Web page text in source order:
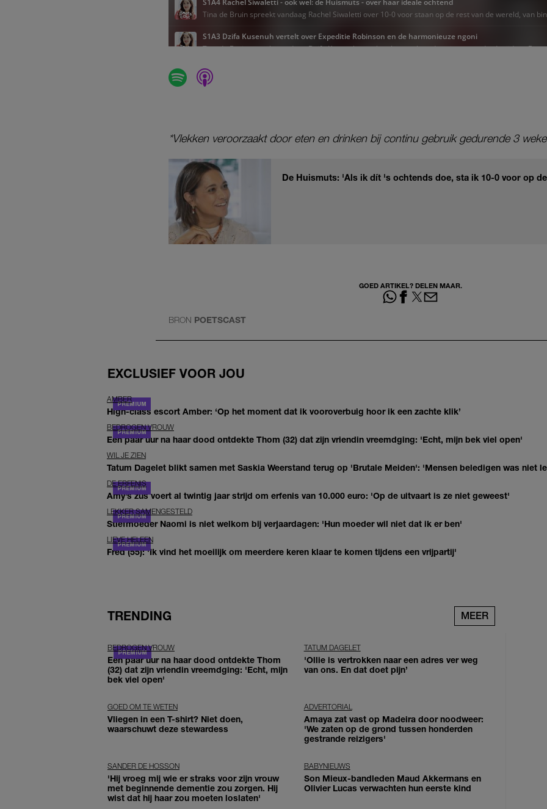
*Vlekken veroorzaakt door eten en drinken bij continu gebruik gedurende 3
De Huismuts: 'Als ik dít 's ochtends doe, sta ik 10-0 voor op
GOED ARTIKEL? DELEN MAAR.
BRON POETSCAST
EXCLUSIEF VOOR JOU
AMBER
High-class escort Amber: ‘Op het moment dat ik vooroverbuig hoor ik een zachte klik’
BEDROGEN VROUW
Een paar uur na haar dood ontdekte Thom (32) dat zijn vriendin vreemdging: 'Echt, mijn bek viel open'
WIL JE ZIEN
Tatum Dagelet blikt samen met Saskia Weerstand terug op 'Brutale Meiden': 'Mensen beledigen was niet
DE ERFENIS
Amy’s zus voert al twintig jaar strijd om erfenis van 10.000 euro: 'Op de uitvaart is ze niet geweest'
LEKKER SAMENGESTELD
Stiefmoeder Naomi is niet welkom bij verjaardagen: 'Hun moeder wil niet dat ik er ben'
LIEVE HELEEN
Fred (55): 'Ik vind het moeilijk om meerdere keren klaar te komen tijdens een vrijpartij'
TRENDING MEER
BEDROGEN VROUW
Een paar uur na haar dood ontdekte Thom
(32) dat zijn vriendin vreemdging: 'Echt, mijn
bek viel open'
TATUM DAGELET
'Ollie is vertrokken naar een adres ver weg
van ons. En dat doet pijn’
GOED OM TE WETEN
Vliegen in een T-shirt? Niet doen,
waarschuwt deze stewardess
ADVERTORIAL
Amaya zat vast op Madeira door noodweer:
'We zaten op de grond tussen honderden
gestrande reizigers'
SANDER DE HOSSON
'Hij vroeg mij wie er straks voor zijn vrouw
met beginnende dementie zou zorgen. Hij
wist dat hij haar zou moeten loslaten'
BABYNIEUWS
Son Mieux-bandleden Maud Akkermans en
Olivier Lucas verwachten hun eerste kind